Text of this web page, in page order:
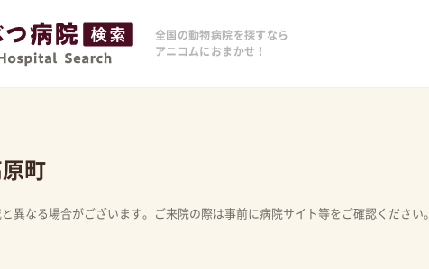
全国の動物病院を探すなら
アニコムにおまかせ！
町
異なる場合がございます。ご来院の際は事前に病院サイト等をご確認ください。